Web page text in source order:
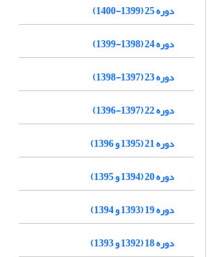
دوره 25 (1399-1400)
دوره 24 (1398-1399)
دوره 23 (1397-1398)
دوره 22 (1397-1396)
دوره 21 (1395 و 1396)
دوره 20 (1394 و 1395)
دوره 19 (1393 و 1394)
دوره 18 (1392 و 1393)